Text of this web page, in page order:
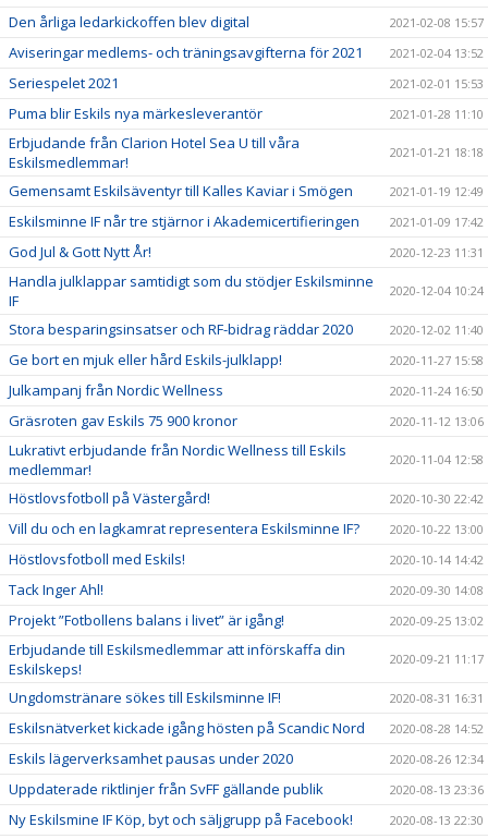
Den årliga ledarkickoffen blev digital
2021-02-08 15:57
Aviseringar medlems- och träningsavgifterna för 2021 2021-02-04 13:52
Seriespelet 2021 2021-02-01 15:53
Puma blir Eskils nya märkesleverantör 2021-01-28 11:10
Erbjudande från Clarion Hotel Sea U till våra
Eskilsmedlemmar!
2021-01-21 18:18
Gemensamt Eskilsäventyr till Kalles Kaviar i Smögen 2021-01-19 12:49
Eskilsminne IF når tre stjärnor i Akademicertifieringen 2021-01-09 17:42
God Jul & Gott Nytt År! 2020-12-23 11:31
Handla julklappar samtidigt som du stödjer Eskilsminne
IF
2020-12-04 10:24
Stora besparingsinsatser och RF-bidrag räddar 2020 2020-12-02 11:40
Ge bort en mjuk eller hård Eskils-julklapp! 2020-11-27 15:58
Julkampanj från Nordic Wellness 2020-11-24 16:50
Gräsroten gav Eskils 75 900 kronor 2020-11-12 13:06
Lukrativt erbjudande från Nordic Wellness till Eskils
medlemmar!
2020-11-04 12:58
Höstlovsfotboll på Västergård! 2020-10-30 22:42
Vill du och en lagkamrat representera Eskilsminne IF? 2020-10-22 13:00
Höstlovsfotboll med Eskils! 2020-10-14 14:42
Tack Inger Ahl! 2020-09-30 14:08
Projekt ”Fotbollens balans i livet” är igång! 2020-09-25 13:02
Erbjudande till Eskilsmedlemmar att införskaffa din
Eskilskeps!
2020-09-21 11:17
Ungdomstränare sökes till Eskilsminne IF! 2020-08-31 16:31
Eskilsnätverket kickade igång hösten på Scandic Nord 2020-08-28 14:52
Eskils lägerverksamhet pausas under 2020 2020-08-26 12:34
Uppdaterade riktlinjer från SvFF gällande publik 2020-08-13 23:36
Ny Eskilsmine IF Köp, byt och säljgrupp på Facebook! 2020-08-13 22:30